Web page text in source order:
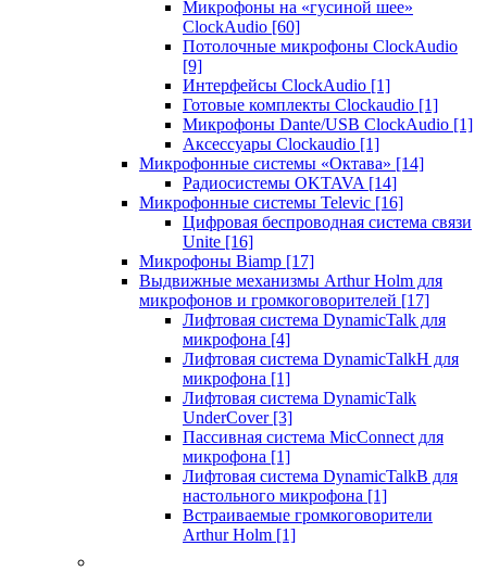
Микрофоны на «гусиной шее»
ClockAudio [60]
Потолочные микрофоны ClockAudio
[9]
Интерфейсы ClockAudio [1]
Готовые комплекты Clockaudio [1]
Микрофоны Dante/USB ClockAudio [1]
Аксессуары Clockaudio [1]
Микрофонные системы «Октава» [14]
Радиосистемы OKTAVA [14]
Микрофонные системы Televic [16]
Цифровая беспроводная система связи
Unite [16]
Микрофоны Biamp [17]
Выдвижные механизмы Arthur Holm для
микрофонов и громкоговорителей [17]
Лифтовая система DynamicTalk для
микрофона [4]
Лифтовая система DynamicTalkH для
микрофона [1]
Лифтовая система DynamicTalk
UnderCover [3]
Пассивная система MicConnect для
микрофона [1]
Лифтовая система DynamicTalkB для
настольного микрофона [1]
Встраиваемые громкоговорители
Arthur Holm [1]